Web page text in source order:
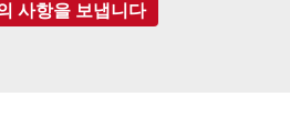
사항을 보냅니다